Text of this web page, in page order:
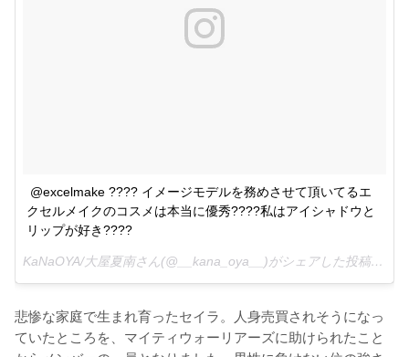
@excelmake ???? イメージモデルを務めさせて頂いてるエ
クセルメイクのコスメは本当に優秀????私はアイシャドウと
リップが好き????
KaNaOYA/大屋夏南さん(@__kana_oya__)がシェアした投稿 -
悲惨な家庭で生まれ育ったセイラ。人身売買されそうになっ
ていたところを、マイティウォーリアーズに助けられたこと